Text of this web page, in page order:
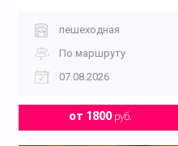
пешеходная
По маршруту
07.08.2026
от 1800руб.